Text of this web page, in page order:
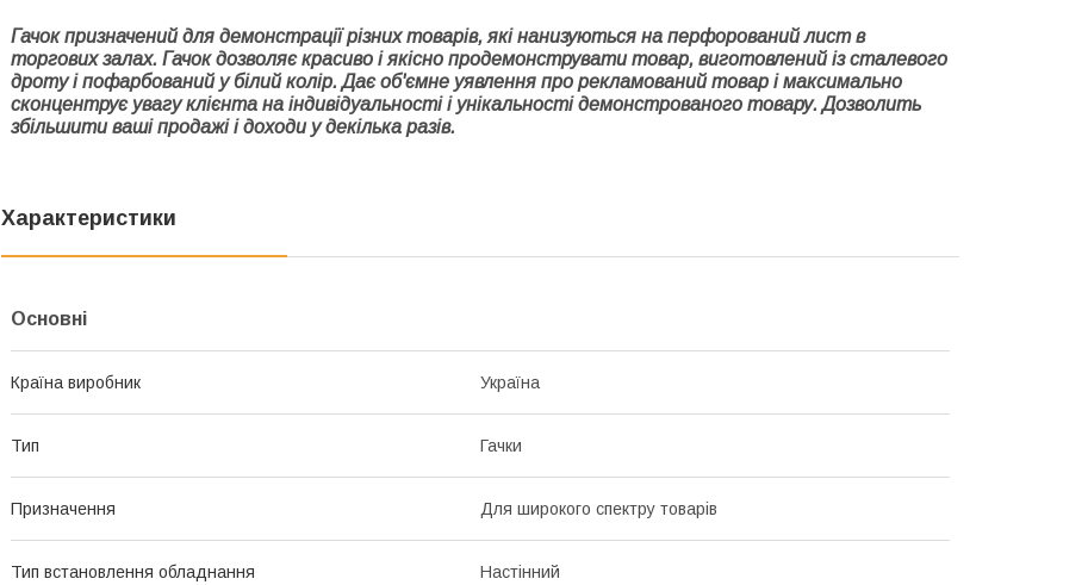
Гачок призначений для демонстрації різних товарів, які нанизуються на перфорований лист в
торгових залах. Гачок дозволяє красиво і якісно продемонструвати товар, виготовлений із сталевого
дроту і пофарбований у білий колір. Дає об'ємне уявлення про рекламований товар і максимально
сконцентрує увагу клієнта на індивідуальності і унікальності демонстрованого товару. Дозволить
збільшити ваші продажі і доходи у декілька разів.
Характеристики
Основні
Країна виробник Україна
Тип Гачки
Призначення Для широкого спектру товарів
Тип встановлення обладнання Настінний